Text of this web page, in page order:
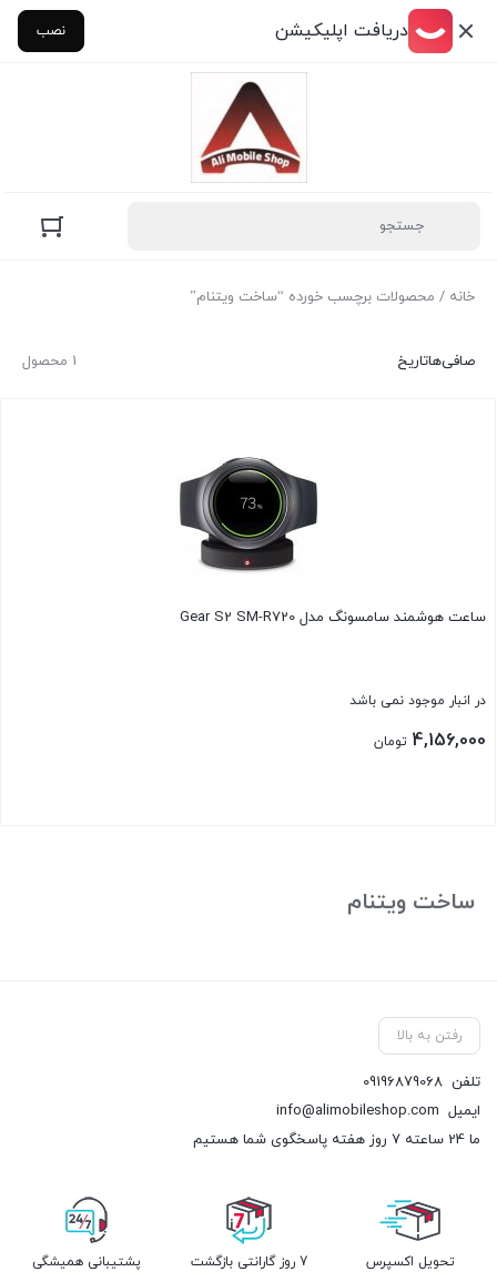
دریافت اپلیکیشن نصب
خانه / محصولات برچسب خورده “ساخت ویتنام”
1 محصول صافی‌هاتاریخ
ساعت هوشمند سامسونگ مدل Gear S2 SM-R720
در انبار موجود نمی باشد
4,156,000 تومان
ساخت ویتنام
رفتن به بالا
تلفن 09196879068
ایمیل info@alimobileshop.com
ما 24 ساعته 7 روز هفته پاسخگوی شما هستیم
تحویل اکسپرس
7 روز گارانتی بازگشت
پشتیبانی همیشگی